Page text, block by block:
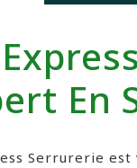
En
Serrurerie